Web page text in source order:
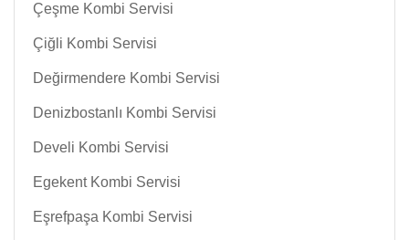
Çeşme Kombi Servisi
Çiğli Kombi Servisi
Değirmendere Kombi Servisi
Denizbostanlı Kombi Servisi
Develi Kombi Servisi
Egekent Kombi Servisi
Eşrefpaşa Kombi Servisi